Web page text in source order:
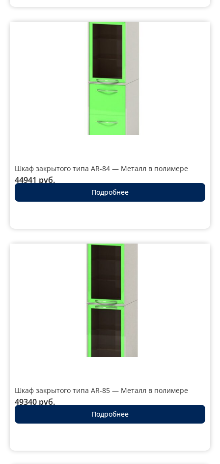
Шкаф закрытого типа AR-84 — Металл в полимере
44941 руб.
Подробнее
Шкаф закрытого типа AR-85 — Металл в полимере
49340 руб.
Подробнее